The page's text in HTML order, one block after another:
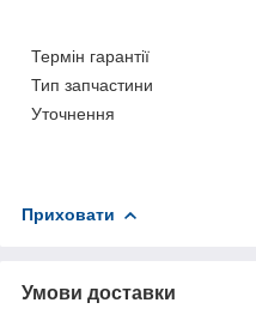
Термін гарантії
Тип запчастини
Уточнення
Приховати
Умови доставки